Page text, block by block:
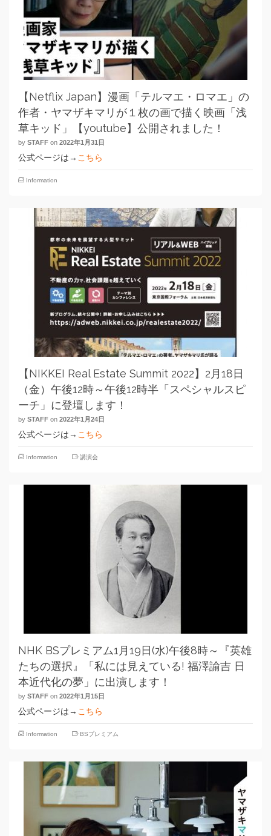
【Netflix Japan】漫画「テルマエ・ロマエ」の
作者・ヤマザキマリが１枚の画で描く映画「浅
草キッド」【youtube】公開されました！
by STAFF on 2022年1月31日
公式ページは→ こちら
Information
【NIKKEI Real Estate Summit 2022】2月18日
（金）午後12時～午後12時半「スペシャルスピ
ーチ」に登壇します！
by STAFF on 2022年1月24日
公式ページは→ こちら
Information 講演会
NHK BSプレミアム1月19日(水)午後8時～『英雄
たちの選択』「私には見えている! 福澤諭吉 日
本近代化の夢」に出演します！
by STAFF on 2022年1月15日
公式ページは→ こちら
Information BSプレミアム